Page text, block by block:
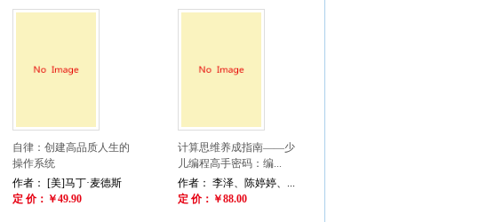
自律：创建高品质人生的
操作系统
作者： [美]马丁·麦德斯
定 价：￥49.90
计算思维养成指南——少
儿编程高手密码：编...
作者： 李泽、陈婷婷、...
定 价：￥88.00